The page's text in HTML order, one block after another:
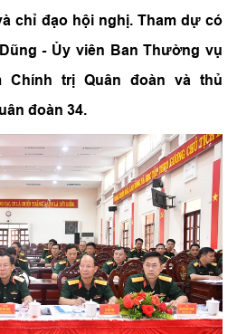
chỉ đạo hội nghị. Tham dự có
- Ủy viên Ban Thường vụ
Chính trị Quân đoàn và thủ
đoàn 34.